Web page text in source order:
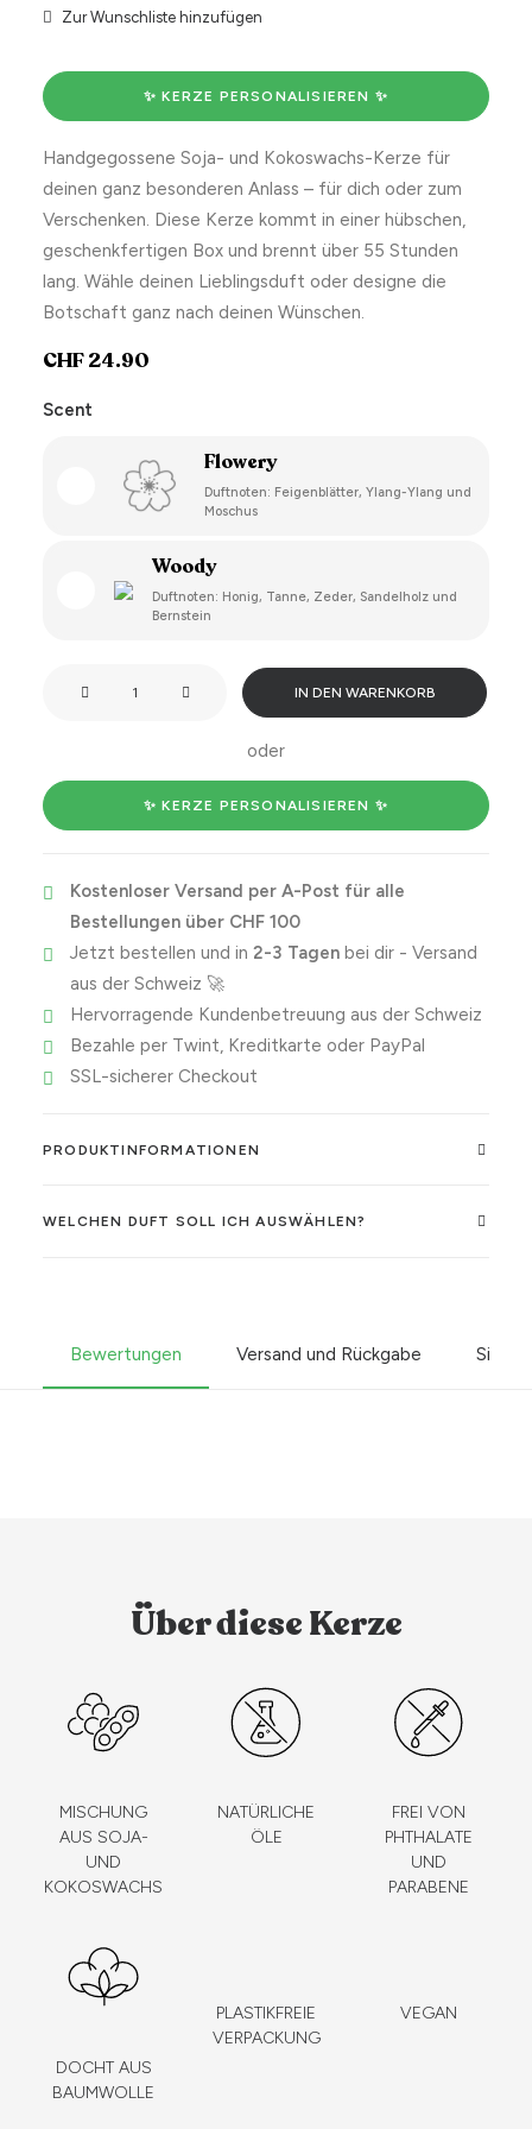
Zur Wunschliste hinzufügen
✨ KERZE PERSONALISIEREN ✨
Handgegossene Soja- und Kokoswachs-Kerze für
deinen ganz besonderen Anlass – für dich oder zum
Verschenken. Diese Kerze kommt in einer hübschen,
geschenkfertigen Box und brennt über 55 Stunden
lang. Wähle deinen Lieblingsduft oder designe die
Botschaft ganz nach deinen Wünschen.
CHF24.90
Scent
Flowery
Duftnoten: Feigenblätter, Ylang-Ylang und
Moschus
Woody
Duftnoten: Honig, Tanne, Zeder, Sandelholz und
Bernstein
the
best
you
ever
made
Menge
IN DEN WARENKORB
oder
✨ KERZE PERSONALISIEREN ✨
Kostenloser Versand per A-Post für alle
Bestellungen über CHF 100
Jetzt bestellen und in 2-3 Tagenbei dir - Versand
aus der Schweiz 🚀
Hervorragende Kundenbetreuung aus der Schweiz
Bezahle per Twint, Kreditkarte oder PayPal
SSL-sicherer Checkout
PRODUKTINFORMATIONEN
WELCHEN DUFT SOLL ICH AUSWÄHLEN?
Bewertungen Versand und Rückgabe
Über diese Kerze
MISCHUNG
AUS SOJA-
UND
KOKOSWACHS
NATÜRLICHE
ÖLE
FREI VON
PHTHALATE
UND
PARABENE
DOCHT AUS
BAUMWOLLE
PLASTIKFREIE
VERPACKUNG
VEGAN